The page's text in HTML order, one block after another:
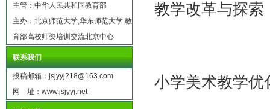
主管：中华人民共和国教育部
主办：北京师范大学,华东师范大学,教
育部高校师资培训交流北京中心
联系我们
投稿邮箱：jsjyyj218@163.com
网 址：www.jsjyyj.net
教学改革与探索
小学美术教学优